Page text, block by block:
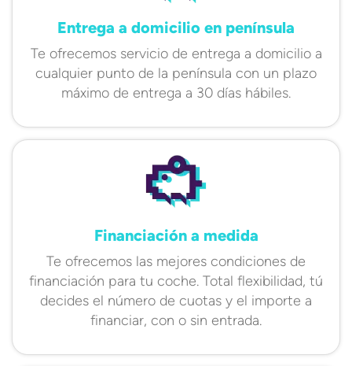
Entrega a domicilio en península
Te ofrecemos servicio de entrega a domicilio a
cualquier punto de la península con un plazo
máximo de entrega a 30 días hábiles.
Financiación a medida
Te ofrecemos las mejores condiciones de
financiación para tu coche. Total flexibilidad, tú
decides el número de cuotas y el importe a
financiar, con o sin entrada.